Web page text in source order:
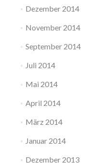
Dezember 2014
November 2014
September 2014
Juli 2014
Mai 2014
April 2014
März 2014
Januar 2014
Dezember 2013